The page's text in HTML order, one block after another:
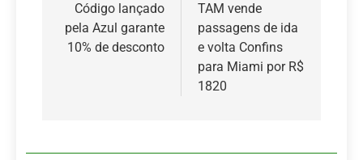
de
Post
Código lançado
pela Azul garante
10% de desconto
TAM vende
passagens de ida
e volta Confins
para Miami por R$
1820